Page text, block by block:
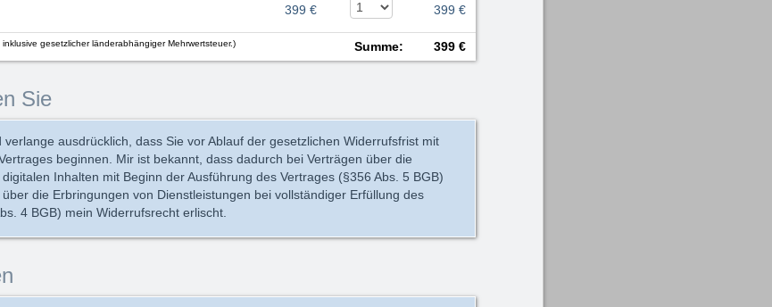
399 €
399 €
inklusive gesetzlicher länderabhängiger Mehrwertsteuer.) Summe: 399 €
Sie
verlange ausdrücklich, dass Sie vor Ablauf der gesetzlichen Widerrufsfrist mit
beginnen. Mir ist bekannt, dass dadurch bei Verträgen über die
Inhalten mit Beginn der Ausführung des Vertrages (§356 Abs. 5 BGB)
die Erbringungen von Dienstleistungen bei vollständiger Erfüllung des
4 BGB) mein Widerrufsrecht erlischt.